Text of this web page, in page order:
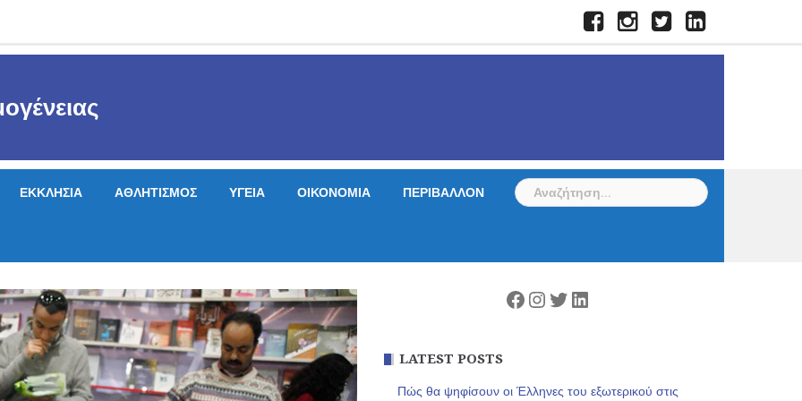
FacebookInstagramTwitterLinkedIn
ΕΚΚΛΗΣΙΑ ΑΘΛΗΤΙΣΜΟΣ ΥΓΕΙΑ ΟΙΚΟΝΟΜΙΑ ΠΕΡΙΒΑΛΛΟΝ
Αναζήτηση
για:
Facebook
Instagram
Twitter
Linkedin
LATEST POSTS
Πώς θα ψηφίσουν οι Έλληνες του εξωτερικού στις